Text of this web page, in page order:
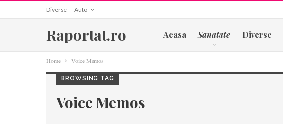
Diverse Auto
Raportat.ro Acasa Sanatate Diverse
Home Voice Memos
BROWSING TAG
Voice Memos